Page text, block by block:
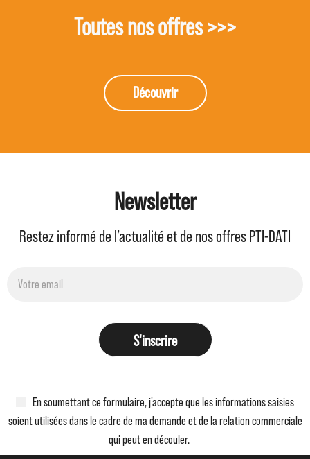
Toutes nos offres >>>
Découvrir
Newsletter
Restez informé de l’actualité et de nos offres PTI-DATI
En soumettant ce formulaire, j'accepte que les informations saisies
soient utilisées dans le cadre de ma demande et de la relation commerciale
qui peut en découler.
S'inscrire